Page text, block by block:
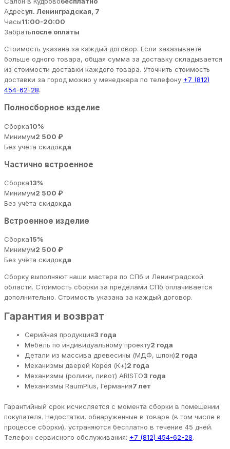
Адресул. Ленинградская, 7
Часы11:00-20:00
Забратьпосле оплаты
Стоимость указана за каждый договор. Если заказываете
больше одного товара, общая сумма за доставку складывается
из стоимости доставки каждого товара. Уточнить стоимость
доставки за город можно у менеджера по телефону +7 (812)
454-62-28.
Полносборное изделие
Сборка10%
Минимум2 500 ₽
Без учёта скидокда
Частично встроенное
Сборка13%
Минимум2 500 ₽
Без учёта скидокда
Встроенное изделие
Сборка15%
Минимум2 500 ₽
Без учёта скидокда
Сборку выполняют наши мастера по СПб и Ленинградской
области. Стоимость сборки за пределами СПб оплачивается
дополнительно. Стоимость указана за каждый договор.
Гарантия и возврат
Серийная продукция3 года
Мебель по индивидуальному проекту2 года
Детали из массива древесины (МДФ, шпон)2 года
Механизмы дверей Корея (К+)2 года
Механизмы (ролики, пивот) ARISTO3 года
Механизмы RaumPlus, Германия7 лет
Гарантийный срок исчисляется с момента сборки в помещении
покупателя. Недостатки, обнаруженные в товаре (в том числе в
процессе сборки), устраняются бесплатно в течение 45 дней.
Телефон сервисного обслуживания: +7 (812) 454-62-28.